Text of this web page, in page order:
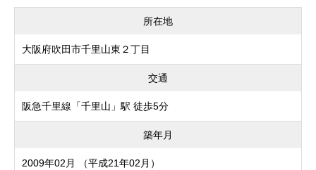
所在地
大阪府吹田市千里山東２丁目
交通
阪急千里線「千里山」駅 徒歩5分
築年月
2009年02月 （平成21年02月）